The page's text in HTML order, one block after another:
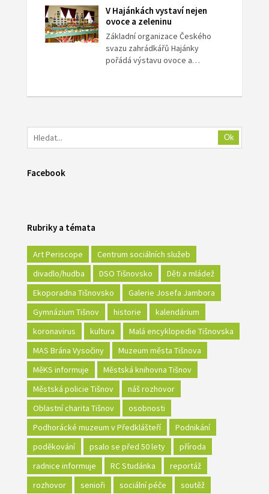
V Hajánkách vystaví nejen
ovoce a zeleninu
Základní organizace Českého
svazu zahrádkářů Hajánky
pořádá výstavu ovoce a…
Ok
Facebook
Rubriky a témata
Art Periscope
Centrum sociálních služeb
divadlo/hudba
DSO Tišnovsko
Děti a mládež
Ekoporadna Tišnovsko
Galerie Josefa Jambora
Gymnázium Tišnov
historie
kalendárium
koronavirus
kultura
Malá encyklopedie Tišnovska
MAS Brána Vysočiny
Muzeum města Tišnova
MěKS informuje
Městská knihovna Tišnov
Městská policie Tišnov
náš rozhovor
Oblastní charita Tišnov
osobnosti
Podhorácké muzeum v Předklášteří
Podnikání
poděkování
psalo se před 50 lety
příroda
radnice informuje
RC Studánka
reportáž
rozhovor
senioři sociální péče
soutěž